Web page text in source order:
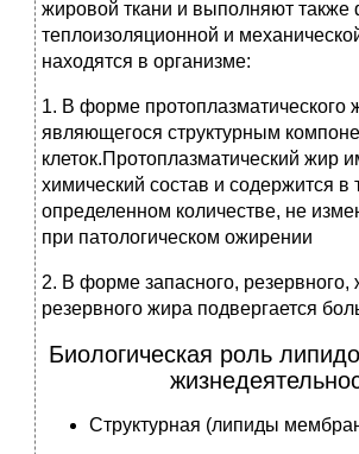
жировой ткани и выполняют также
теплоизоляционной и
находятся в организме:
1. В форме протоплазматического
являющегося структурным
клеток.Протоплазматический жир
химический состав и содержится в
определенном количестве, не
при патологическом ожирении
2. В форме запасного, резервного,
резервного жира подвергается
Биологическая роль
Структурная (липиды